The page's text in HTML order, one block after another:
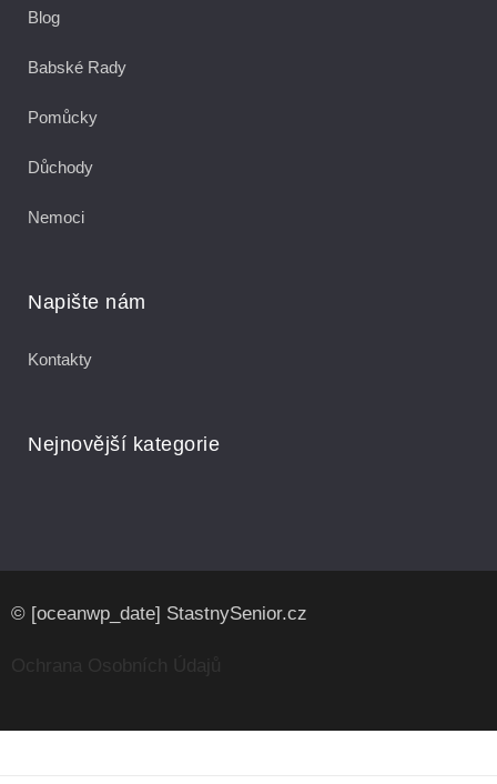
Blog
Babské Rady
Pomůcky
Důchody
Nemoci
Napište nám
Kontakty
Nejnovější kategorie
© [oceanwp_date] StastnySenior.cz